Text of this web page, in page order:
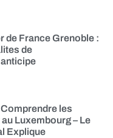
de France Grenoble :
de
les
Luxembourg – Le
Explique